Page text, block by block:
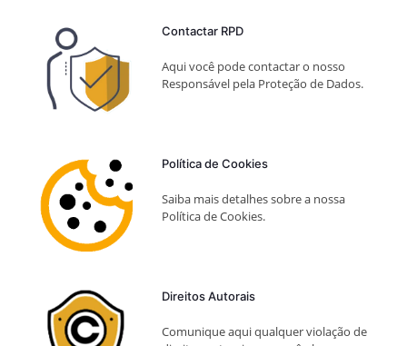
Contactar RPD
Aqui você pode contactar o nosso
Responsável pela Proteção de Dados.
Política de Cookies
Saiba mais detalhes sobre a nossa
Política de Cookies.
Direitos Autorais
Comunique aqui qualquer violação de